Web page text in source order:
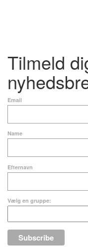
Tilmeld
Email
Name
Efternavn
Vælg en gruppe: